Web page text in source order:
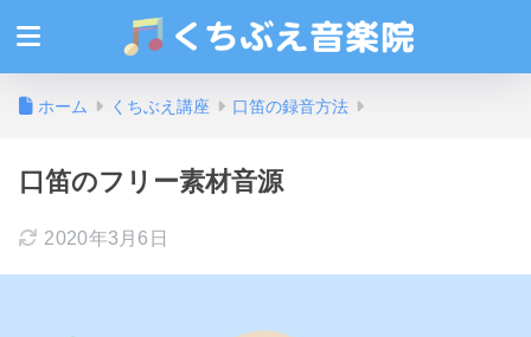
ホーム くちぶえ講座 口笛の録音方法
口笛のフリー素材音源
2020年3月6日